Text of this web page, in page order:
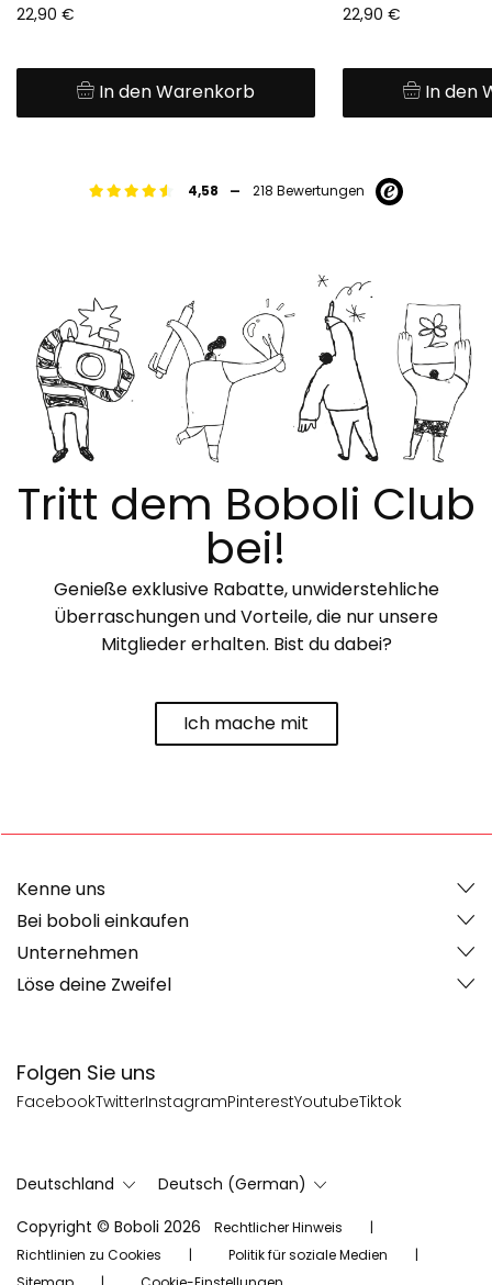
22,90 €
In den Warenkorb
22,90 €
In den
4,58 - 218 Bewertungen
Tritt dem Boboli Club
bei!
Genieße exklusive Rabatte, unwiderstehliche
Überraschungen und Vorteile, die nur unsere
Mitglieder erhalten. Bist du dabei?
Ich mache mit
Folgen Sie uns
FacebookTwitterInstagramPinterestYoutubeTiktok
Kenne uns
Bei boboli einkaufen
Unternehmen
Löse deine Zweifel
Deutschland
Deutsch (German)
Copyright © Boboli 2026
Rechtlicher Hinweis
Richtlinien zu Cookies
Politik für soziale Medien